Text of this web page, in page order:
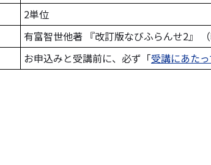
2単位
有富智世他著 『改訂版なびふらんせ2』
お申込みと受講前に、必ず「受講にあた